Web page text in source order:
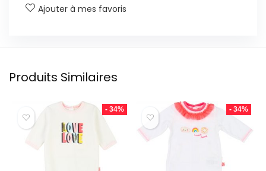
Ajouter à mes favoris
Produits Similaires
- 34% - 34%